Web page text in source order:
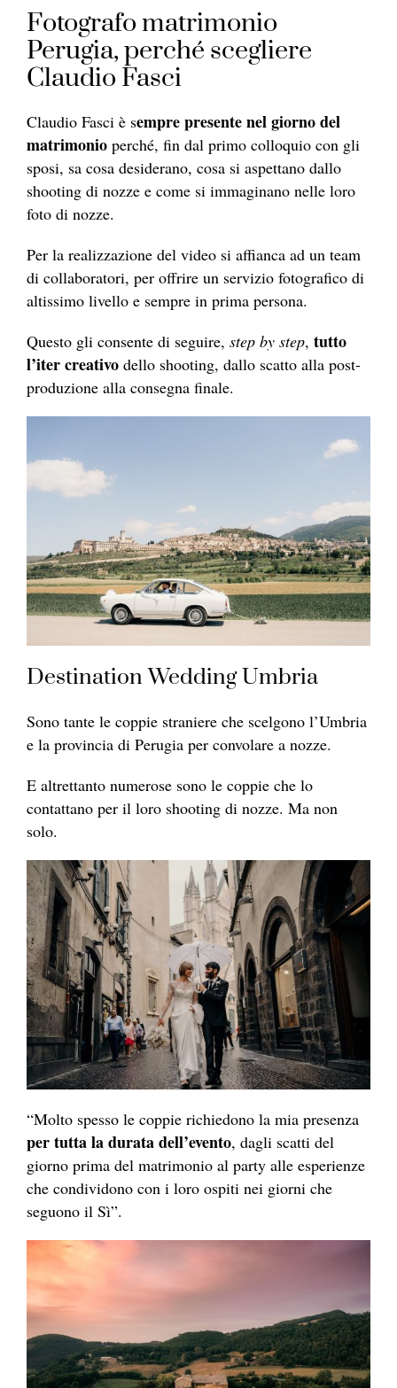
Fotografo matrimonio
Perugia, perché scegliere
Claudio Fasci
Claudio Fasci è sempre presente nel giorno del
matrimonio perché, fin dal primo colloquio con gli
sposi, sa cosa desiderano, cosa si aspettano dallo
shooting di nozze e come si immaginano nelle loro
foto di nozze.
Per la realizzazione del video si affianca ad un team
di collaboratori, per offrire un servizio fotografico di
altissimo livello e sempre in prima persona.
Questo gli consente di seguire, step by step, tutto
l’iter creativo dello shooting, dallo scatto alla post-
produzione alla consegna finale.
Destination Wedding Umbria
Sono tante le coppie straniere che scelgono l’Umbria
e la provincia di Perugia per convolare a nozze.
E altrettanto numerose sono le coppie che lo
contattano per il loro shooting di nozze. Ma non
solo.
“Molto spesso le coppie richiedono la mia presenza
per tutta la durata dell’evento, dagli scatti del
giorno prima del matrimonio al party alle esperienze
che condividono con i loro ospiti nei giorni che
seguono il Sì”.